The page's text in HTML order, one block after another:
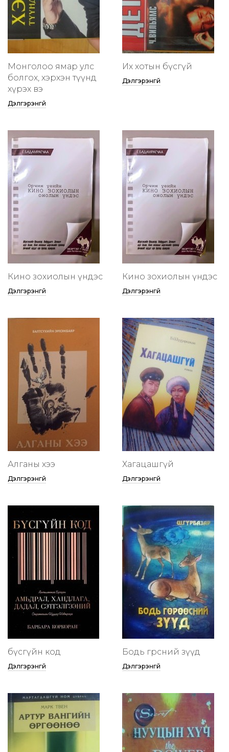
Монголоо ямар улс
болгох, хэрхэн түүнд
хүрэх вэ
Дэлгэрэнгүй
Их хотын бүсгүй
Дэлгэрэнгүй
Кино зохиолын үндэс
Дэлгэрэнгүй
Кино зохиолын үндэс
Дэлгэрэнгүй
Алганы хээ
Дэлгэрэнгүй
Хагацашгүй
Дэлгэрэнгүй
бүсгүйн код
Дэлгэрэнгүй
Бодь гөрөөсний зүүд
Дэлгэрэнгүй